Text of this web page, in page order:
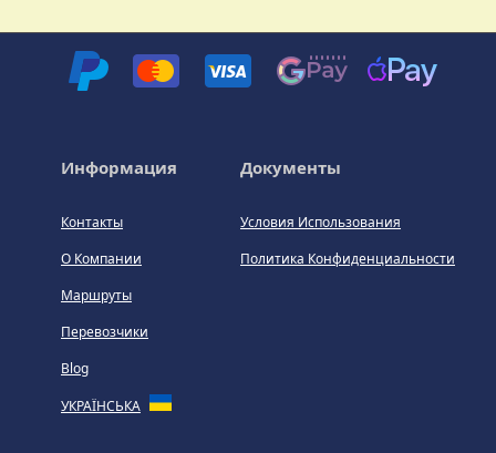
Информация
Контакты
О Компании
Маршруты
Перевозчики
Blog
УКРАЇНСЬКА
Документы
Условия Использования
Политика Конфиденциальности